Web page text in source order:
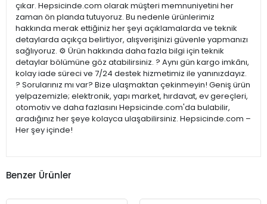
çıkar. Hepsicinde.com olarak müşteri memnuniyetini her
zaman ön planda tutuyoruz. Bu nedenle ürünlerimiz
hakkında merak ettiğiniz her şeyi açıklamalarda ve teknik
detaylarda açıkça belirtiyor, alışverişinizi güvenle yapmanızı
sağlıyoruz. ⚙️ Ürün hakkında daha fazla bilgi için teknik
detaylar bölümüne göz atabilirsiniz. ? Aynı gün kargo imkânı,
kolay iade süreci ve 7/24 destek hizmetimiz ile yanınızdayız.
? Sorularınız mı var? Bize ulaşmaktan çekinmeyin! Geniş ürün
yelpazemizle; elektronik, yapı market, hırdavat, ev gereçleri,
otomotiv ve daha fazlasını Hepsicinde.com'da bulabilir,
aradığınız her şeye kolayca ulaşabilirsiniz. Hepsicinde.com –
Her şey içinde!
Benzer Ürünler